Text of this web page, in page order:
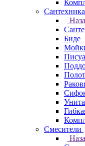
Сантехника
Биде
Смесители